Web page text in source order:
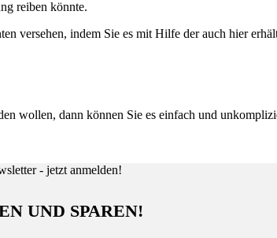
reiben könnte.
versehen, indem Sie es mit Hilfe der auch hier
wollen, dann können Sie es einfach und
UND SPAREN!